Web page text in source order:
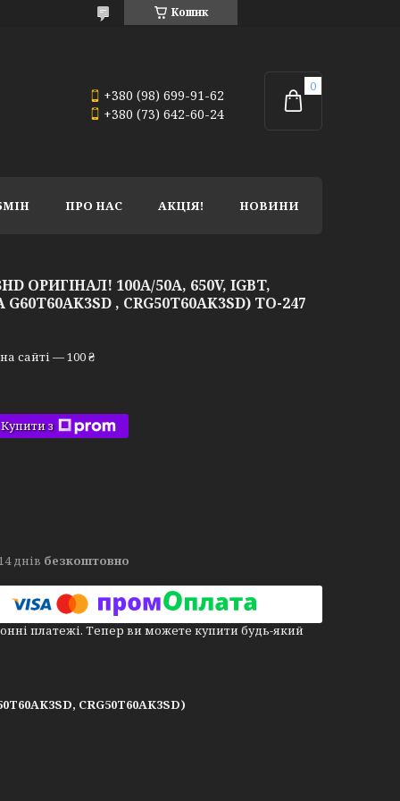
Кошик
+380 (98) 699-91-62
+380 (73) 642-60-24
ПРО НАС АКЦІЯ! НОВИНИ
ОРИГІНАЛ! 100A/50A, 650V, IGBT,
, CRG50T60AK3SD) TO-247
сайті — 100 ₴
Купити з
днів безкоштовно
платежі. Тепер ви можете купити будь-який
CRG50T60AK3SD)